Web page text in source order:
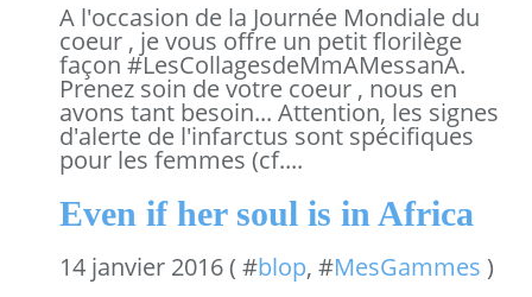
A l'occasion de la Journée Mondiale du
coeur , je vous offre un petit florilège
façon #LesCollagesdeMmAMessanA.
Prenez soin de votre coeur , nous en
avons tant besoin... Attention, les signes
d'alerte de l'infarctus sont spécifiques
pour les femmes (cf....
Even if her soul is in Africa
14 janvier 2016 ( #blop, #MesGammes )